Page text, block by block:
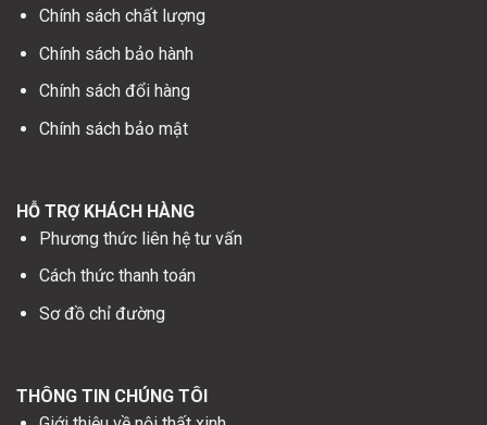
Chính sách chất lượng
Chính sách bảo hành
Chính sách đổi hàng
Chính sách bảo mật
HỖ TRỢ KHÁCH HÀNG
Phương thức liên hệ tư vấn
Cách thức thanh toán
Sơ đồ chỉ đường
THÔNG TIN CHÚNG TÔI